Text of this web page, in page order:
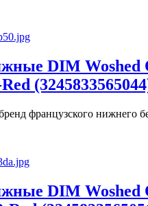
DIM Woshed
французского нижнего
DIM Woshed